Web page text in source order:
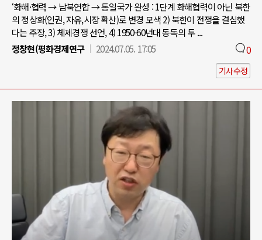
‘화해·협력 → 남북연합 → 통일국가 완성 : 1단계 화해협력이 아닌 북한
의 정상화(인권, 자유,시장 확산)로 변경 모색 2) 북한이 전쟁을 결심했
다는 주장, 3) 체제경쟁 선언, 4) 1950-60년대 동독의 두 ...
정창현(평화경제연구
2024.07.05. 17:05 0
기사수정